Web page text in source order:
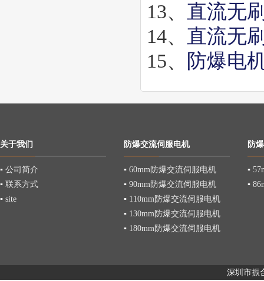
13、 直流无
14、 直流无
15、
防爆电
关于我们
▪ 公司简介
▪ 联系方式
▪ site
防爆交流伺服电机
▪ 60mm防爆交流伺服电机
▪ 90mm防爆交流伺服电机
▪ 110mm防爆交流伺服电机
▪ 130mm防爆交流伺服电机
▪ 180mm防爆交流伺服电机
防
▪
▪
深圳市振